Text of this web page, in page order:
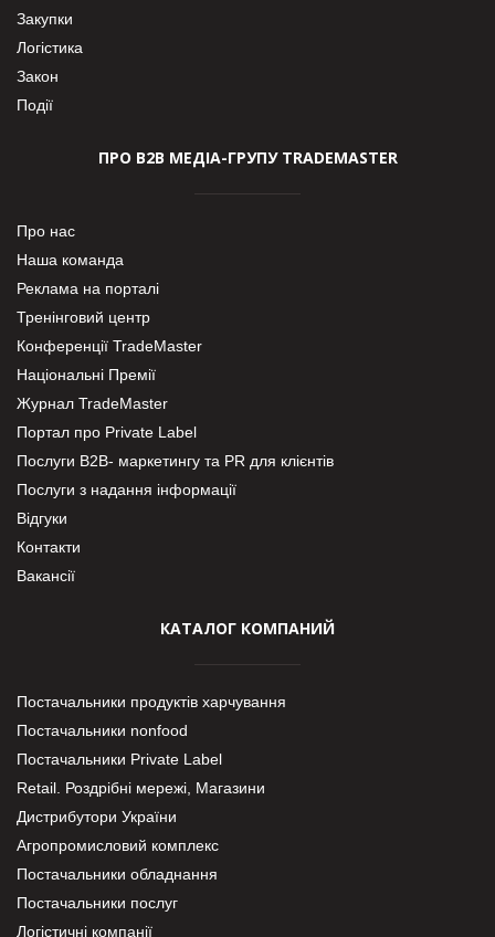
Закупки
Логістика
Закон
Події
ПРО В2В МЕДІА-ГРУПУ TRADEMASTER
Про нас
Наша команда
Реклама на порталі
Тренінговий центр
Конференції TradeMaster
Національні Премії
Журнал TradeMaster
Портал про Private Label
Послуги В2В- маркетингу та PR для клієнтів
Послуги з надання інформації
Відгуки
Контакти
Вакансії
КАТАЛОГ КОМПАНИЙ
Постачальники продуктів харчування
Постачальники nonfood
Постачальники Private Label
Retail. Роздрібні мережі, Магазини
Дистрибутори України
Агропромисловий комплекс
Постачальники обладнання
Постачальники послуг
Логістичні компанії